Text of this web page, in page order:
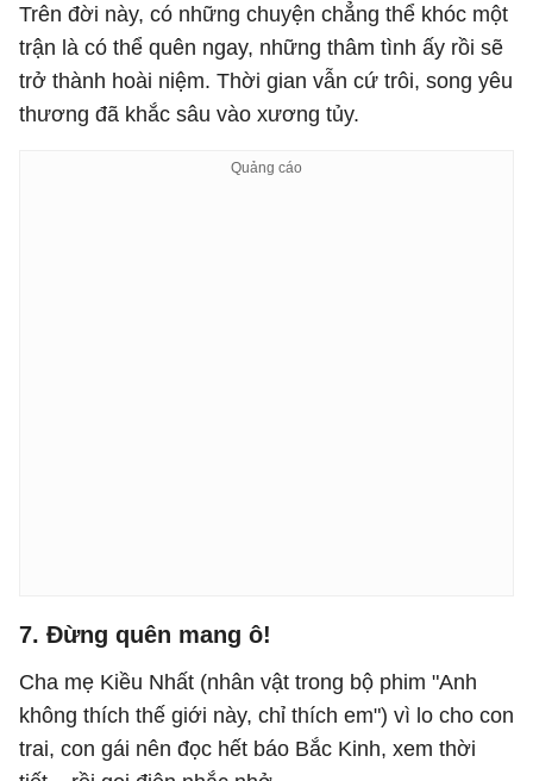
Trên đời này, có những chuyện chẳng thể khóc một
trận là có thể quên ngay, những thâm tình ấy rồi sẽ
trở thành hoài niệm. Thời gian vẫn cứ trôi, song yêu
thương đã khắc sâu vào xương tủy.
7. Đừng quên mang ô!
Cha mẹ Kiều Nhất (nhân vật trong bộ phim "Anh
không thích thế giới này, chỉ thích em") vì lo cho con
trai, con gái nên đọc hết báo Bắc Kinh, xem thời